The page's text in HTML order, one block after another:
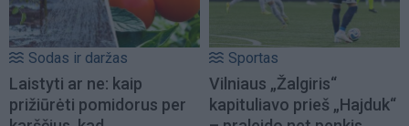
Sodas ir daržas
Laistyti ar ne: kaip
prižiūrėti pomidorus per
Sportas
Vilniaus „Žalgiris“
kapituliavo prieš „Hajduk“